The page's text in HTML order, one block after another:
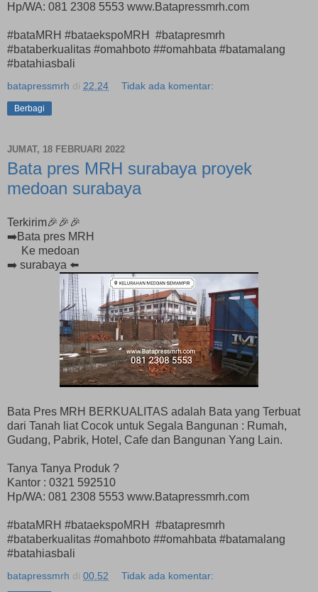
Hp/WA: 081 2308 5553 www.Batapressmrh.com
#bataMRH #bataekspoMRH #batapresmrh
#bataberkualitas #omahboto ##omahbata #batamalang
#batahiasbali
batapressmrh di 22.24 Tidak ada komentar:
Berbagi
JUMAT, 18 FEBRUARI 2022
Bata pres MRH surabaya proyek
medoan surabaya
Terkirim🎉🎉🎉
➡️Bata pres MRH
Ke medoan
➡️ surabaya ⬅️
Bata Pres MRH BERKUALITAS adalah Bata yang Terbuat
dari Tanah liat Cocok untuk Segala Bangunan : Rumah,
Gudang, Pabrik, Hotel, Cafe dan Bangunan Yang Lain.
Tanya Tanya Produk ?
Kantor : 0321 592510
Hp/WA: 081 2308 5553 www.Batapressmrh.com
#bataMRH #bataekspoMRH #batapresmrh
#bataberkualitas #omahboto ##omahbata #batamalang
#batahiasbali
batapressmrh di 00.52 Tidak ada komentar: